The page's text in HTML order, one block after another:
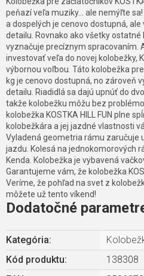
peňazí veľa muziky... ale nemýľte
a dospelých je cenovo dostupná,
detailu. Rovnako ako všetky ostatné
vyznačuje precíznym spracovaním.
investovať veľa do novej kolobežky,
výbornou voľbou. Táto kolobežka
kg je cenovo dostupná, no zároveň
detailu. Riadidlá sa dajú upnúť do
takže kolobežku môžu bez
kolobežka KOSTKA HILL FUN plne
kolobežkára a jej jazdné vlastnosti
Vyladená geometria rámu zaručuje
jazdu. Kolesá na jednokomorových
Kenda. Kolobežka je vybavená
Garantujeme vám, že kolobežka
Veríme, že pohľad na svet z
môžete už tento víkend!
Dodatočné
Kategória:
Kód produktu:
138308